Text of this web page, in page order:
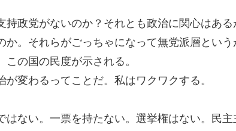
持政党がないのか？それとも政治に関心はあ
か。それらがごっちゃになって無党派層とい
この国の民度が示される。
が変わるってことだ。私はワクワクする。
はない。一票を持たない。選挙権はない。民